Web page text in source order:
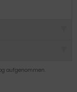
aufgenommen.